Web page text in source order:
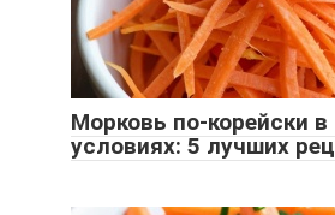
Морковь по-корейски
условиях: 5 лучших